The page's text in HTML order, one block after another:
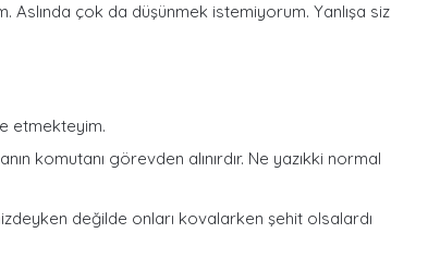
çok da düşünmek istemiyorum. Yanlışa siz
etmekteyim.
komutanı görevden alınırdır. Ne yazıkki normal
değilde onları kovalarken şehit olsalardı